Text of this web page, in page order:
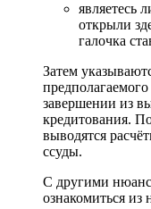
являетесь
открыли
галочка
Затем
завершении из
кредитования.
выводятся
ссуды.
С другими
ознакомиться из